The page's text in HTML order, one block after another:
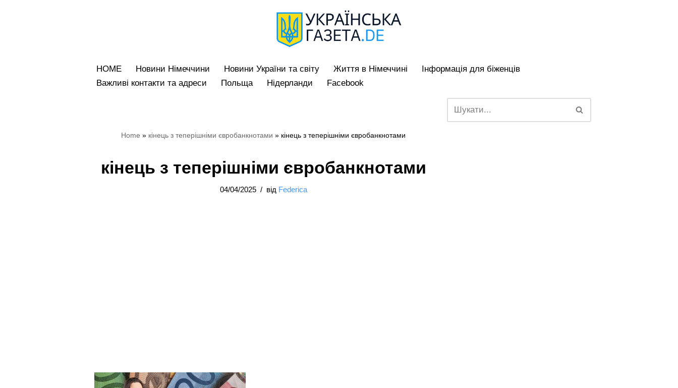
HOME
Новини Німеччини Hовини України та світу Життя в Німеччині
Iнформація для біженців
Bажливі контакти та адреси
Польща Нідерланди Facebook
Home » кінець з теперішніми євробанкнотами » кінець з теперішніми євробанкнотами
кінець з теперішніми євробанкнотами
04/04/2025 від Federica